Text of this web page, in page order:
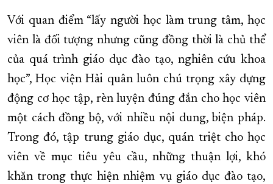
Với quan điểm “lấy người học làm trung tâm, học
viên là đối tượng nhưng cũng đồng thời là chủ thể
của quá trình giáo dục đào tạo, nghiên cứu khoa
học”, Học viện Hải quân luôn chú trọng xây dựng
động cơ học tập, rèn luyện đúng đắn cho học viên
một cách đồng bộ, với nhiều nội dung, biện pháp.
Trong đó, tập trung giáo dục, quán triệt cho học
viên về mục tiêu yêu cầu, những thuận lợi, khó
khăn trong thực hiện nhiệm vụ giáo dục đào tạo,